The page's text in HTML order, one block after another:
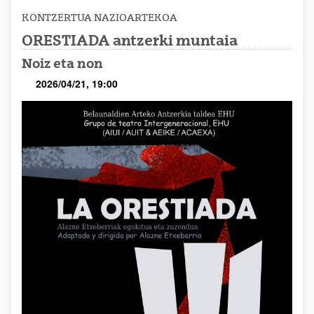
KONTZERTUA NAZIOARTEKOA
ORESTIADA antzerki muntaia
Noiz eta non
2026/04/21, 19:00